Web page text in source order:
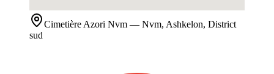
Cimetière Azori Nvm — Nvm, Ashkelon, District
sud